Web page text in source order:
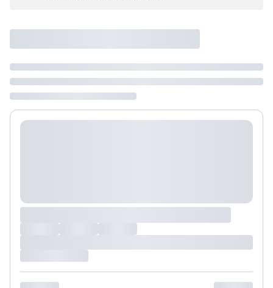
pokoju (lub apartamencie, willi itd.). Wybierz jedną z ofert z listy
i zarezerwuj ją. Zrób oddzielne rezerwacje dla każdego
kolejnego pokoju lubskontaktuj się z nami,by złożyć
zamówienie u naszego doradcy.
Maksymalna liczba uczestników
maksymalny limit dla 1 pokoju.